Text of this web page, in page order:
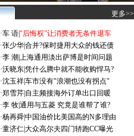
更多>>
·车 语|"后悔权"让消费者无条件退车
·张少华|合并?保时捷用大众的钱还债
·李 潮 上海通用淡出萨博是时间问题
·沃晓东|凭什么腾中就不能收购悍马?
·沈玉祥|车市没有"浪潮也没有拐点"
·郑雪芹| 自主频接海外订单出口回暖
·李 牧|通用与五菱 究竟是谁帮了谁?
·杨再舜|中国油价比美国高的N多理由
·童济仁|大众高尔夫四门轿跑CC曝光